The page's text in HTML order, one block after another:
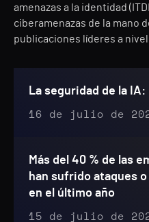
amenazas a la identidad
ciberamenazas de la mano
publicaciones líderes a nivel
La seguridad de la
16 de julio de
Más del 40 % de las
han sufrido ataques
en el último año
15 de julio de